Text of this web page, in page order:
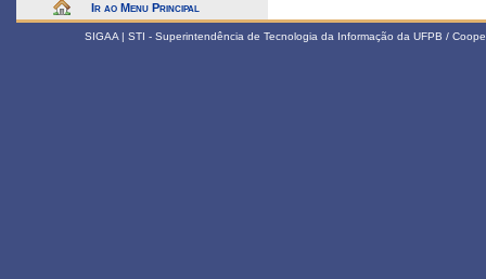
Ir ao Menu Principal
SIGAA | STI - Superintendência de Tecnologia da Informação da UFPB /